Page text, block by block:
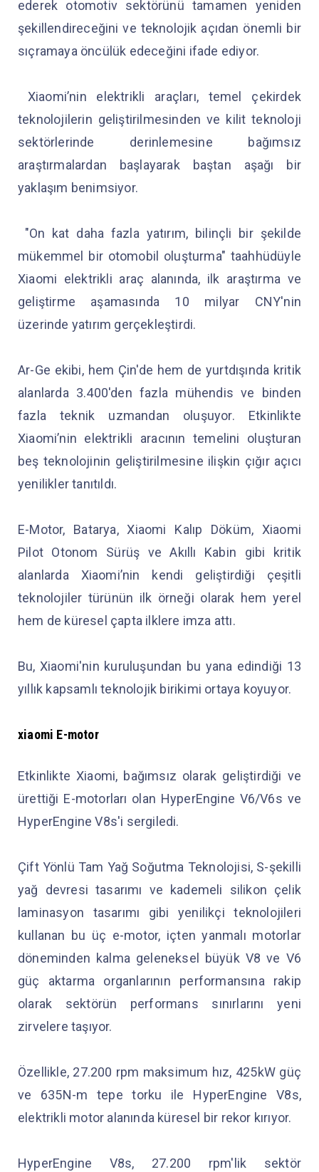
ederek otomotiv sektörünü tamamen yeniden
şekillendireceğini ve teknolojik açıdan önemli bir
sıçramaya öncülük edeceğini ifade ediyor.
Xiaomi’nin elektrikli araçları, temel çekirdek
teknolojilerin geliştirilmesinden ve kilit teknoloji
sektörlerinde derinlemesine bağımsız
araştırmalardan başlayarak baştan aşağı bir
yaklaşım benimsiyor.
"On kat daha fazla yatırım, bilinçli bir şekilde
mükemmel bir otomobil oluşturma" taahhüdüyle
Xiaomi elektrikli araç alanında, ilk araştırma ve
geliştirme aşamasında 10 milyar CNY'nin
üzerinde yatırım gerçekleştirdi.
Ar-Ge ekibi, hem Çin'de hem de yurtdışında kritik
alanlarda 3.400'den fazla mühendis ve binden
fazla teknik uzmandan oluşuyor. Etkinlikte
Xiaomi’nin elektrikli aracının temelini oluşturan
beş teknolojinin geliştirilmesine ilişkin çığır açıcı
yenilikler tanıtıldı.
E-Motor, Batarya, Xiaomi Kalıp Döküm, Xiaomi
Pilot Otonom Sürüş ve Akıllı Kabin gibi kritik
alanlarda Xiaomi’nin kendi geliştirdiği çeşitli
teknolojiler türünün ilk örneği olarak hem yerel
hem de küresel çapta ilklere imza attı.
Bu, Xiaomi'nin kuruluşundan bu yana edindiği 13
yıllık kapsamlı teknolojik birikimi ortaya koyuyor.
xiaomi E-motor
Etkinlikte Xiaomi, bağımsız olarak geliştirdiği ve
ürettiği E-motorları olan HyperEngine V6/V6s ve
HyperEngine V8s'i sergiledi.
Çift Yönlü Tam Yağ Soğutma Teknolojisi, S-şekilli
yağ devresi tasarımı ve kademeli silikon çelik
laminasyon tasarımı gibi yenilikçi teknolojileri
kullanan bu üç e-motor, içten yanmalı motorlar
döneminden kalma geleneksel büyük V8 ve V6
güç aktarma organlarının performansına rakip
olarak sektörün performans sınırlarını yeni
zirvelere taşıyor.
Özellikle, 27.200 rpm maksimum hız, 425kW güç
ve 635N-m tepe torku ile HyperEngine V8s,
elektrikli motor alanında küresel bir rekor kırıyor.
HyperEngine V8s, 27.200 rpm'lik sektör